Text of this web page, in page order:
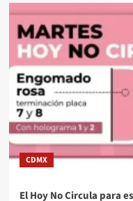
CDMX
El Hoy No Circula para